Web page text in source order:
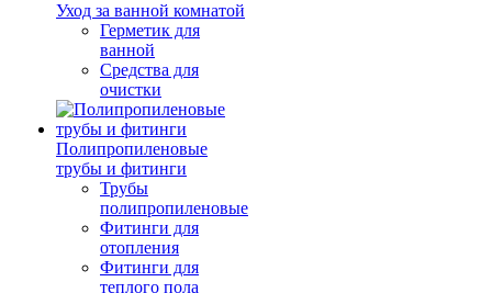
Уход за ванной комнатой
Герметик для
ванной
Средства для
очистки
Полипропиленовые
трубы и фитинги
Трубы
полипропиленовые
Фитинги для
отопления
Фитинги для
теплого пола